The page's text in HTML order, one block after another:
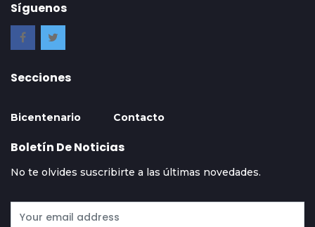
Síguenos
Secciones
Bicentenario Contacto
Boletín De Noticias
No te olvides suscribirte a las últimas novedades.